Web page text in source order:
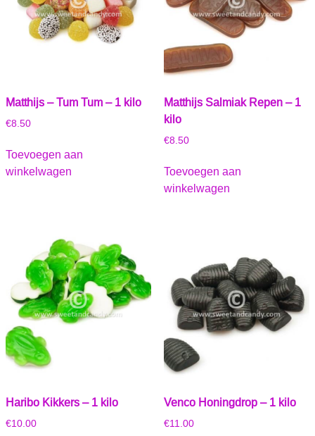
Matthijs – Tum Tum – 1 kilo
€8.50
Toevoegen aan
winkelwagen
Matthijs Salmiak Repen – 1
kilo
€8.50
Toevoegen aan
winkelwagen
Haribo Kikkers – 1 kilo
€10.00
Venco Honingdrop – 1 kilo
€11.00